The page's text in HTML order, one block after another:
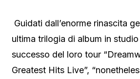
Guidati dall’enorme rinascita
ultima trilogia di album in
successo del loro tour
Greatest Hits Live”,